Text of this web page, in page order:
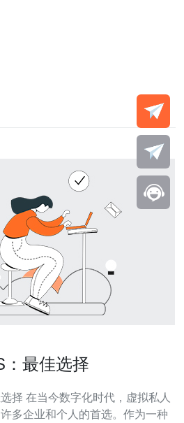
：最佳选择
拟私人
多企业和个人的首选。作为一种